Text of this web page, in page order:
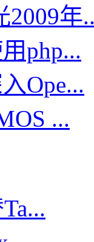
2009年
php...
Ope...
...